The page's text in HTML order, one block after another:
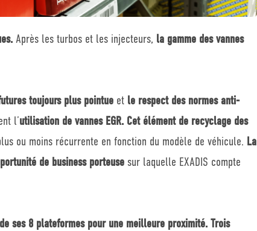
Après les turbos et les injecteurs, la gamme des vannes
toujours plus pointue et le respect des normes anti-
l’utilisation de vannes EGR. Cet élément de recyclage des
ou moins récurrente en fonction du modèle de véhicule. La
de business porteuse sur laquelle EXADIS compte
ses 8 plateformes pour une meilleure proximité. Trois